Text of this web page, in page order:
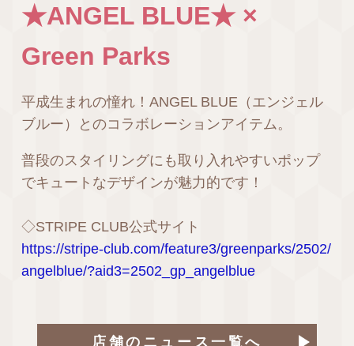
★ANGEL BLUE★ ×
Green Parks
平成生まれの憧れ！ANGEL BLUE（エンジェル
ブルー）とのコラボレーションアイテム。
普段のスタイリングにも取り入れやすいポップ
でキュートなデザインが魅力的です！
◇STRIPE CLUB公式サイト
https://stripe-club.com/feature3/greenparks/2502/
angelblue/?aid3=2502_gp_angelblue
店舗のニュース一覧へ